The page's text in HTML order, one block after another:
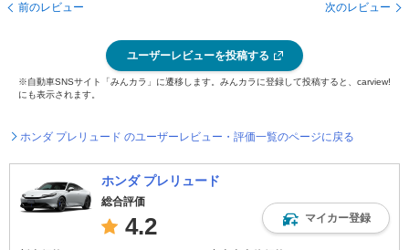
前のレビュー 次のレビュー
ユーザーレビューを投稿する
※自動車SNSサイト「みんカラ」に遷移します。みんカラに登録して投稿すると、carview!
にも表示されます。
ホンダ プレリュード のユーザーレビュー・評価一覧のページに戻る
ホンダ プレリュード
総合評価
4.2 マイカー登録